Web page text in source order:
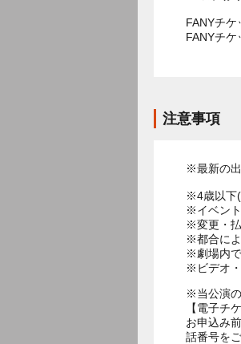
FANYチ
FANYチ
注意事項
※最新の出
※4歳以下(
※イベント
※変更・払
※都合に
※劇場内
※ビデオ
※当公演の
【電子チ
お申込み
話番号を